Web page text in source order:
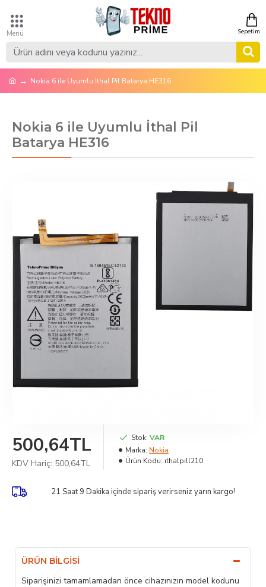
Nokia 6 ile Uyumlu İthal Pil Batarya HE316
Nokia 6 ile Uyumlu İthal Pil
Batarya HE316
500,64TL
KDV Hariç: 500,64TL
Stok: VAR
Marka: Nokia
Ürün Kodu: ıthalpıll210
21 Saat 9 Dakikaiçinde sipariş verirseniz yarın kargo!
ÜRÜN BILGISI
Siparişinizi tamamlamadan önce cihazınızın model kodunu